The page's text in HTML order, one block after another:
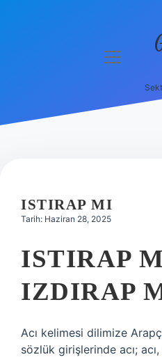
Hakkımızda
menüyü
ISTIRAP MI
Tarih: Haziran 28, 2025
ISTIRAP
IZDIRAP
Acı kelimesi dilimize
sözlük girişlerinde acı;